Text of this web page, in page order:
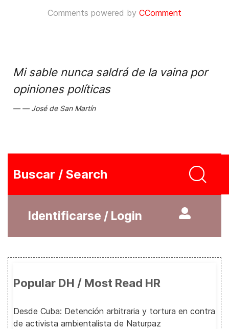
Comments powered by CComment
Mi sable nunca saldrá de la vaina por
opiniones políticas
José de San Martín
Buscar / Search
Identificarse / Login
Popular DH / Most Read HR
Desde Cuba: Detención arbitraria y tortura en contra
de activista ambientalista de Naturpaz